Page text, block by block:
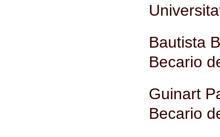
Bautista
Becario
Guinart
Becario